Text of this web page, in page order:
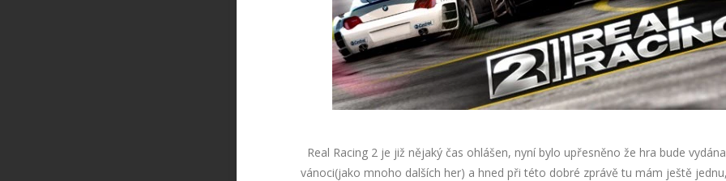
Real Racing 2 je již nějaký čas ohlášen, nyní bylo upřesněno že hra bude
vánoci(jako mnoho dalších her) a hned při této dobré zprávě tu mám ještě